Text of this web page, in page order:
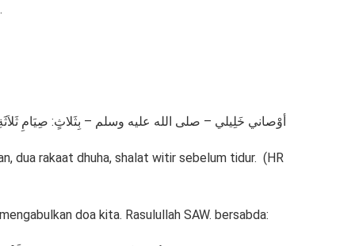
أوْصاني خَلِيلي – صلى الله عليه وسلم – بِثَلاثٍ: صِيَامِ
dua rakaat dhuha, shalat witir sebelum tidur. (HR
doa kita. Rasulullah SAW. bersabda: